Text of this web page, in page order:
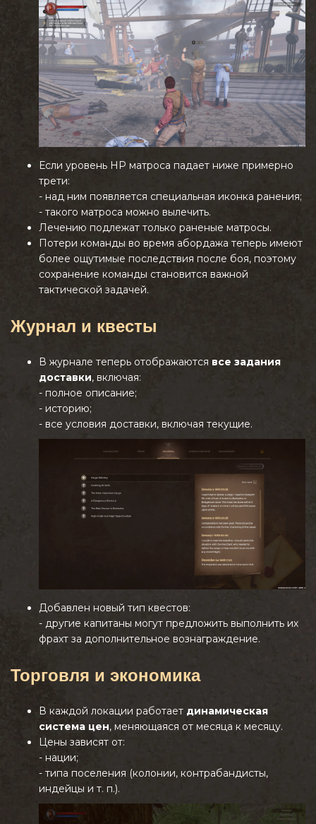
Если уровень HP матроса падает ниже примерно
трети:
- над ним появляется специальная иконка ранения;
- такого матроса можно вылечить.
Лечению подлежат только раненые матросы.
Потери команды во время абордажа теперь имеют
более ощутимые последствия после боя, поэтому
сохранение команды становится важной
тактической задачей.
Журнал и квесты
В журнале теперь отображаются все задания
доставки, включая:
- полное описание;
- историю;
- все условия доставки, включая текущие.
Добавлен новый тип квестов:
- другие капитаны могут предложить выполнить их
фрахт за дополнительное вознаграждение.
Торговля и экономика
В каждой локации работает динамическая
система цен, меняющаяся от месяца к месяцу.
Цены зависят от:
- нации;
- типа поселения (колонии, контрабандисты,
индейцы и т. п.).